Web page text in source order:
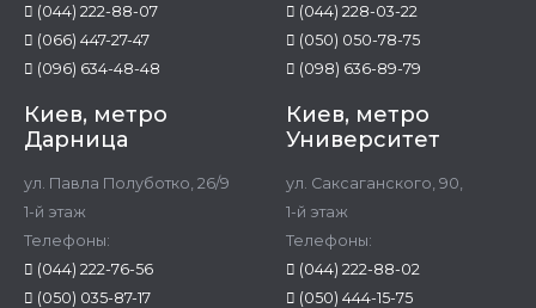
(044) 222-88-07
(066) 447-27-47
(096) 634-48-48
(044) 228-03-22
(050) 050-78-75
(098) 636-89-79
Киев, метро
Дарница
ул. Павла Полуботко, 26/9
1-й этаж
Телефоны:
(044) 222-76-56
(050) 035-87-17
Киев, метро
Университет
ул. Саксаганского, 90,
1-й этаж
Телефоны:
(044) 222-88-02
(050) 444-15-75